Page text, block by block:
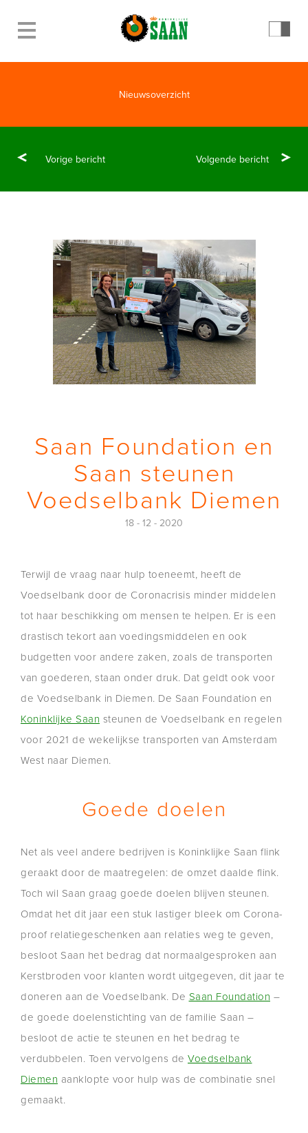
Nieuwsoverzicht
Vorige bericht Volgende bericht
Saan Foundation en
Saan steunen
Voedselbank Diemen
18 - 12 - 2020
Terwijl de vraag naar hulp toeneemt, heeft de
Voedselbank door de Coronacrisis minder middelen
tot haar beschikking om mensen te helpen. Er is een
drastisch tekort aan voedingsmiddelen en ook
budgetten voor andere zaken, zoals de transporten
van goederen, staan onder druk. Dat geldt ook voor
de Voedselbank in Diemen. De Saan Foundation en
Koninklijke Saan steunen de Voedselbank en regelen
voor 2021 de wekelijkse transporten van Amsterdam
West naar Diemen.
Goede doelen
Net als veel andere bedrijven is Koninklijke Saan flink
geraakt door de maatregelen: de omzet daalde flink.
Toch wil Saan graag goede doelen blijven steunen.
Omdat het dit jaar een stuk lastiger bleek om Corona-
proof relatiegeschenken aan relaties weg te geven,
besloot Saan het bedrag dat normaalgesproken aan
Kerstbroden voor klanten wordt uitgegeven, dit jaar te
doneren aan de Voedselbank. De Saan Foundation –
de goede doelenstichting van de familie Saan –
besloot de actie te steunen en het bedrag te
verdubbelen. Toen vervolgens de Voedselbank
Diemen aanklopte voor hulp was de combinatie snel
gemaakt.